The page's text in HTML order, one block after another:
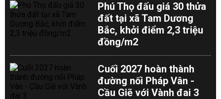
Phú Thọ đấu giá 30 thửa
đất tại xã Tam Dương
Bắc, khởi điểm 2,3 triệu
đồng/m2
Cuối 2027 hoàn thành
đường nối Pháp Vân -
Cầu Giẽ với Vành đai 3